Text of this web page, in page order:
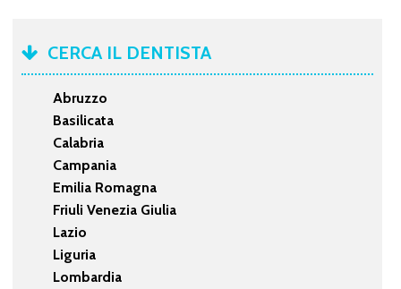
CERCA IL DENTISTA
Abruzzo
Basilicata
Calabria
Campania
Emilia Romagna
Friuli Venezia Giulia
Lazio
Liguria
Lombardia